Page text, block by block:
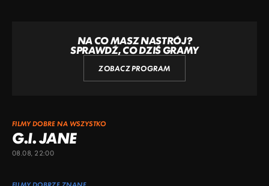
NA CO MASZ NASTRÓJ?
SPRAWDŹ, CO DZIŚ GRAMY
ZOBACZ PROGRAM
FILMY DOBRE NA WSZYSTKO
G.I. JANE
08.08, 22:00